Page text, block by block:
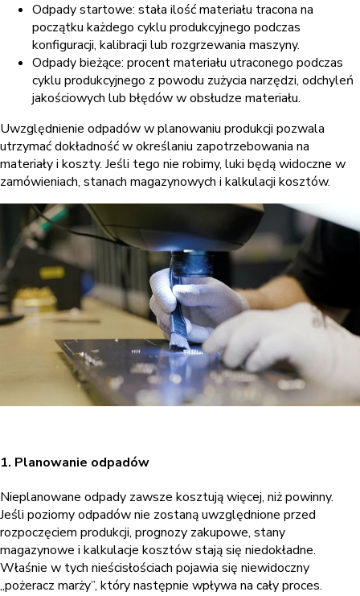
Odpady startowe: stała ilość materiału tracona na
początku każdego cyklu produkcyjnego podczas
konfiguracji, kalibracji lub rozgrzewania maszyny.
Odpady bieżące: procent materiału utraconego podczas
cyklu produkcyjnego z powodu zużycia narzędzi, odchyleń
jakościowych lub błędów w obsłudze materiału.
Uwzględnienie odpadów w planowaniu produkcji pozwala
utrzymać dokładność w określaniu zapotrzebowania na
materiały i koszty. Jeśli tego nie robimy, luki będą widoczne w
zamówieniach, stanach magazynowych i kalkulacji kosztów.
1. Planowanie odpadów
Nieplanowane odpady zawsze kosztują więcej, niż powinny.
Jeśli poziomy odpadów nie zostaną uwzględnione przed
rozpoczęciem produkcji, prognozy zakupowe, stany
magazynowe i kalkulacje kosztów stają się niedokładne.
Właśnie w tych nieścisłościach pojawia się niewidoczny
„pożeracz marży”, który następnie wpływa na cały proces.